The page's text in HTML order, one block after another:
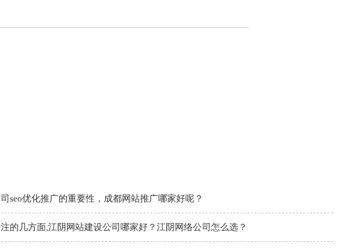
seo优化推广的重要性，成都网站推广哪家好呢？
的几方面,江阴网站建设公司哪家好？江阴网络公司怎么选？